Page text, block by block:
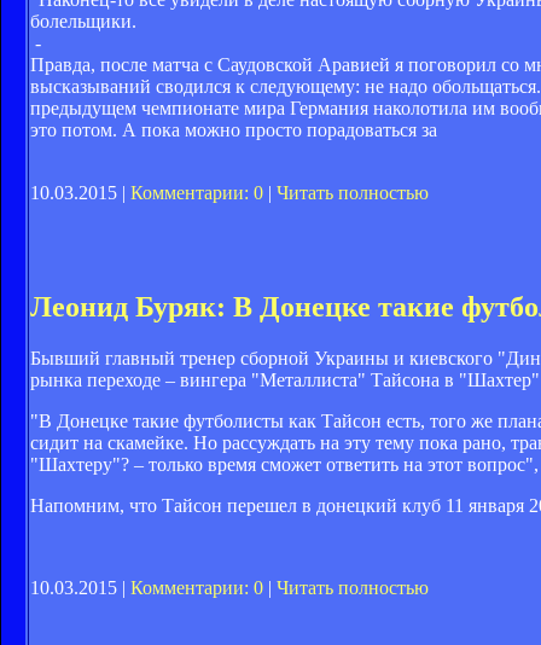
болельщики.
-
Правда, после матча с Саудовской Аравией я поговорил
высказываний сводился к следующему: не надо
предыдущем чемпионате мира Германия наколотила им
это потом. А пока можно просто порадоваться за
10.03.2015 | Комментарии: 0 | Читать полностью
Леонид Буряк: В Донецке такие
Бывший главный тренер сборной Украины и киевского
рынка переходе – вингера "Металлиста" Тайсона в
"В Донецке такие футболисты как Тайсон есть, того же
сидит на скамейке. Но рассуждать на эту тему пока рано,
"Шахтеру"? – только время сможет ответить на этот
Напомним, что Тайсон перешел в донецкий клуб 11 января
10.03.2015 | Комментарии: 0 | Читать полностью